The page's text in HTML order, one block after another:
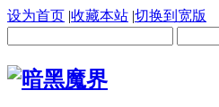
设为首页 |收藏本站 |切换到宽版